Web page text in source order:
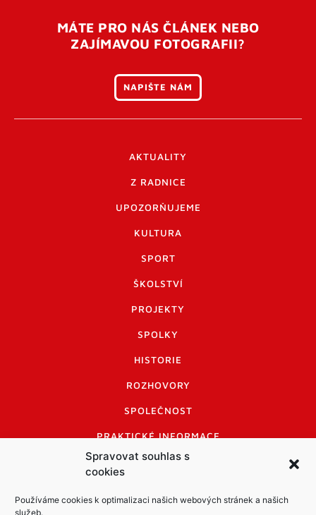
Spravovat souhlas s
cookies
Používáme cookies k optimalizaci našich webových stránek a našich
služeb.
otevření tohoto odkazu se váš účet ověří a můžete se
přihlásit. Nezapomeňte zkontrolovat složku SPAM ve
MÁTE PRO NÁS ČLÁNEK NEBO
ZAJÍMAVOU FOTOGRAFII?
NAPIŠTE NÁM
AKTUALITY
Z RADNICE
UPOZORŇUJEME
KULTURA
SPORT
ŠKOLSTVÍ
PROJEKTY
SPOLKY
HISTORIE
ROZHOVORY
SPOLEČNOST
PRAKTICKÉ INFORMACE
CENÍK INZERCE